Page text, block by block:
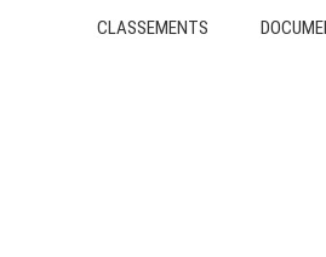
CLASSEMENTS